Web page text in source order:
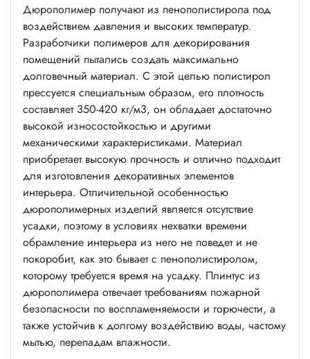
Дюрополимер получают из пенополистирола под
воздействием давления и высоких температур.
Разработчики полимеров для декорирования
помещений пытались создать максимально
долговечный материал. С этой целью полистирол
прессуется специальным образом, его плотность
составляет 350-420 кг/м3, он обладает достаточно
высокой износостойкостью и другими
механическими характеристиками. Материал
приобретает высокую прочность и отлично подходит
для изготовления декоративных элементов
интерьера. Отличительной особенностью
дюрополимерных изделий является отсутствие
усадки, поэтому в условиях нехватки времени
обрамление интерьера из него не поведет и не
покоробит, как это бывает с пенополистиролом,
которому требуется время на усадку. Плинтус из
дюрополимера отвечает требованиям пожарной
безопасности по воспламеняемости и горючести, а
также устойчив к долгому воздействию воды, частому
мытью, перепадам влажности.